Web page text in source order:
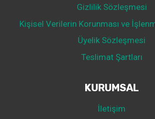
Gizlilik Sözleşmesi
Kişisel Verilerin Korunması ve
Üyelik Sözleşmesi
Teslimat Şartları
KURUMSAL
İletişim